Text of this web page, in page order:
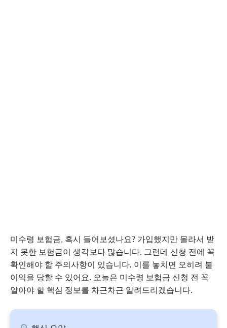
미수령 보험금, 혹시 들어보셨나요? 가입했지만 몰라서 받
지 못한 보험금이 생각보다 많습니다. 그런데 신청 전에 꼭
확인해야 할 주의사항이 있습니다. 이를 놓치면 오히려 불
이익을 당할 수 있어요. 오늘은 미수령 보험금 신청 전 꼭
알아야 할 핵심 정보를 차근차근 알려드리겠습니다.